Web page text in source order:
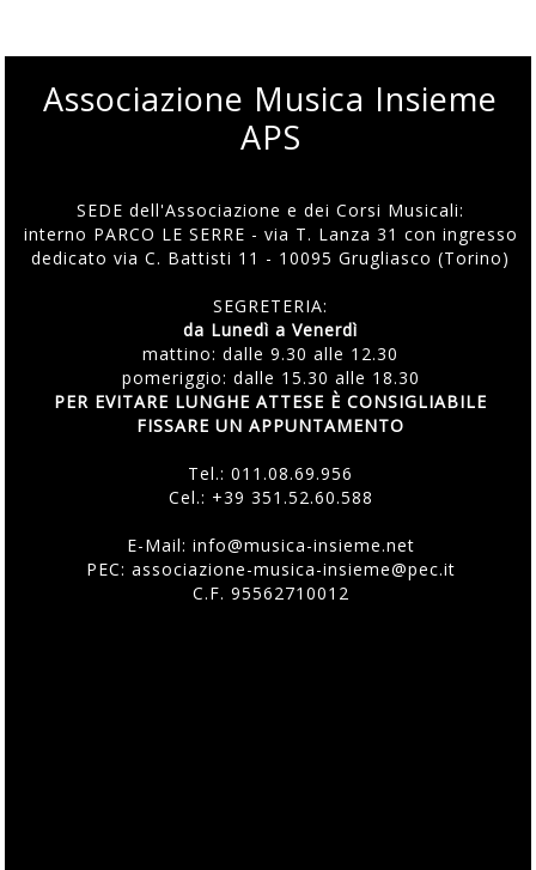
Associazione Musica Insieme
APS
SEDE dell'Associazione e dei Corsi Musicali:
interno PARCO LE SERRE - via T. Lanza 31 con ingresso
dedicato via C. Battisti 11 - 10095 Grugliasco (Torino)
SEGRETERIA:
da Lunedì a Venerdì
mattino: dalle 9.30 alle 12.30
pomeriggio: dalle 15.30 alle 18.30
PER EVITARE LUNGHE ATTESE È CONSIGLIABILE
FISSARE UN APPUNTAMENTO
Tel.:011.08.69.956
Cel.: +39 351.52.60.588
E-Mail: info@musica-insieme.net
PEC: associazione-musica-insieme@pec.it
C.F. 95562710012